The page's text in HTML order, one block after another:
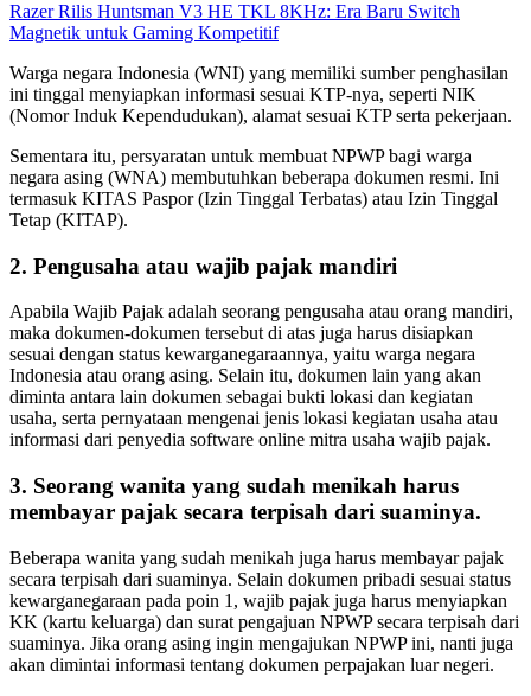
Razer Rilis Huntsman V3 HE TKL 8KHz: Era Baru Switch
Magnetik untuk Gaming Kompetitif
Warga negara Indonesia (WNI) yang memiliki sumber penghasilan
ini tinggal menyiapkan informasi sesuai KTP-nya, seperti NIK
(Nomor Induk Kependudukan), alamat sesuai KTP serta pekerjaan.
Sementara itu, persyaratan untuk membuat NPWP bagi warga
negara asing (WNA) membutuhkan beberapa dokumen resmi. Ini
termasuk KITAS Paspor (Izin Tinggal Terbatas) atau Izin Tinggal
Tetap (KITAP).
2. Pengusaha atau wajib pajak mandiri
Apabila Wajib Pajak adalah seorang pengusaha atau orang mandiri,
maka dokumen-dokumen tersebut di atas juga harus disiapkan
sesuai dengan status kewarganegaraannya, yaitu warga negara
Indonesia atau orang asing. Selain itu, dokumen lain yang akan
diminta antara lain dokumen sebagai bukti lokasi dan kegiatan
usaha, serta pernyataan mengenai jenis lokasi kegiatan usaha atau
informasi dari penyedia software online mitra usaha wajib pajak.
3. Seorang wanita yang sudah menikah harus
membayar pajak secara terpisah dari suaminya.
Beberapa wanita yang sudah menikah juga harus membayar pajak
secara terpisah dari suaminya. Selain dokumen pribadi sesuai status
kewarganegaraan pada poin 1, wajib pajak juga harus menyiapkan
KK (kartu keluarga) dan surat pengajuan NPWP secara terpisah dari
suaminya. Jika orang asing ingin mengajukan NPWP ini, nanti juga
akan dimintai informasi tentang dokumen perpajakan luar negeri.